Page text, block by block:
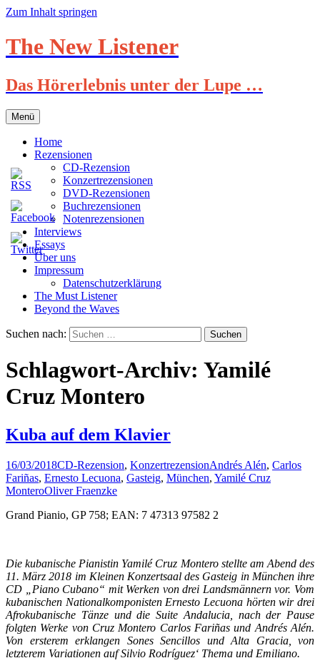
Zum Inhalt springen
The New Listener
Das Hörerlebnis unter der Lupe …
Menü
Home
Rezensionen
CD-Rezension
Konzertrezensionen
DVD-Rezensionen
Buchrezensionen
Notenrezensionen
Interviews
Essays
Über uns
Impressum
Datenschutzerklärung
The Must Listener
Beyond the Waves
Suchen nach:
Schlagwort-Archiv: Yamilé
Cruz Montero
Kuba auf dem Klavier
16/03/2018CD-Rezension, KonzertrezensionAndrés Alén, Carlos
Fariñas, Ernesto Lecuona, Gasteig, München, Yamilé Cruz
MonteroOliver Fraenzke
Grand Pianio, GP 758; EAN: 7 47313 97582 2
Die kubanische Pianistin Yamilé Cruz Montero stellte am Abend des
11. März 2018 im Kleinen Konzertsaal des Gasteig in München ihre
CD „Piano Cubano“ mit Werken von drei Landsmännern vor. Vom
kubanischen Nationalkomponisten Ernesto Lecuona hörten wir drei
Afrokubanische Tänze und die Suite Andalucia, nach der Pause
folgten Werke von Cruz Montero Carlos Fariñas und Andrés Alén.
Von ersterem erklangen Sones Sencillos und Alta Gracia, von
letzterem Variationen auf Silvio Rodríguez‘ Thema und Emiliano.